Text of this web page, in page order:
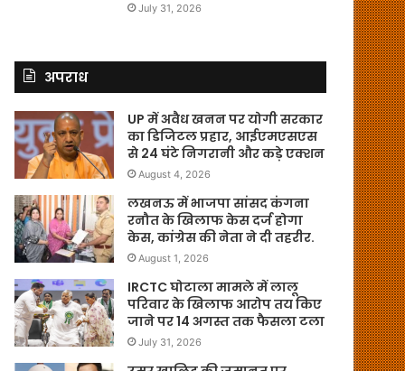
July 31, 2026
अपराध
UP में अवैध खनन पर योगी सरकार
का डिजिटल प्रहार, आईएमएसएस
से 24 घंटे निगरानी और कड़े एक्शन
August 4, 2026
लखनऊ में भाजपा सांसद कंगना
रनौत के खिलाफ केस दर्ज होगा
केस, कांग्रेस की नेता ने दी तहरीर.
August 1, 2026
IRCTC घोटाला मामले में लालू
परिवार के खिलाफ आरोप तय किए
जाने पर 14 अगस्त तक फैसला टला
July 31, 2026